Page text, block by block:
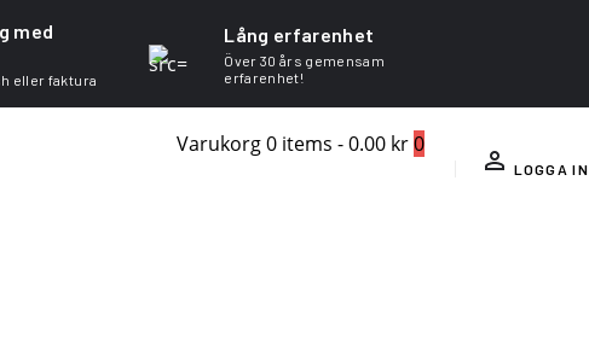
med
eller faktura
Lång erfarenhet
Över 30 års gemensam
erfarenhet!
Varukorg0 items -0.00 kr0
LOGGA IN